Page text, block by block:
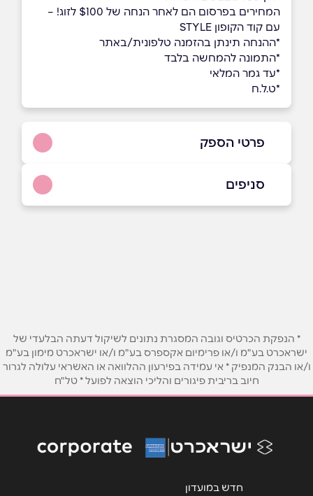
המחירים בפרסום הם לאחר הנחה של $100 לזוג! –
עם קוד הקופון STYLE
*ההנחה תינתן בהזמנה טלפונית/באתר
*התמונה להמחשה בלבד
*עד גמר המלאי
*ט.ל.ח
פרטי הספק
באתר
אימייל*
אנא חזרו אלי בקשר ל...
סניפים
* הנפקת הכרטיס וגובה המסגרת נתונים לשיקול דעתה הבלעדי של
ישראכרט בע"מ ו/או פרימיום אקספרס בע"מ ו/או ישראכרט מימון בע"מ
ו/או הבנק המנפיק * אי עמידה בפירעון ההלוואה או האשראי עלולה לגרור
חיוב בריבית פיגורים והליכי הוצאה לפועל * טל"ח
חדש במועדון